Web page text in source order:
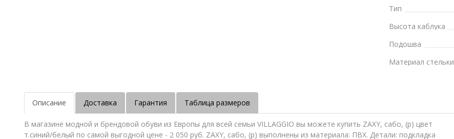
Тип
Высота каблука
Подошва
Материал стельки
Описание Доставка Гарантия Таблица размеров
В магазине модной и брендовой обуви из Европы для всей семьи VILLAGGIO вы можете купить ZAXY, сабо, (р) цвет
т.синий/белый по самой выгодной цене - 2 050 руб. ZAXY, сабо, (р) выполнены из материала: ПВХ. Детали: подкладка